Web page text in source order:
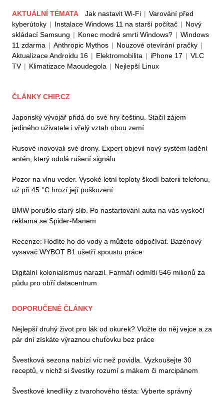
AKTUÁLNÍ TÉMATA Jak nastavit Wi-Fi | Varování před
kyberútoky | Instalace Windows 11 na starší počítač | Nový
skládací Samsung | Konec modré smrti Windows? | Windows
11 zdarma | Anthropic Mythos | Nouzové otevírání pračky |
Aktualizace Androidu 16 | Elektromobilita | iPhone 17 | VLC
TV | Klimatizace Maoudegola | Nejlepší Linux
ČLÁNKY CHIP.CZ
Japonský vývojář přidá do své hry češtinu. Stačil zájem
jediného uživatele i vřelý vztah obou zemí
Rusové inovovali své drony. Expert objevil nový systém ladění
antén, který odolá rušení signálu
Pozor na vlnu veder. Vysoké letní teploty škodí baterii telefonu,
už při 45 °C hrozí její poškození
BMW porušilo starý slib. Po nastartování auta na vás vyskočí
reklama se Spider-Manem
Recenze: Hodíte ho do vody a můžete odpočívat. Bazénový
vysavač WYBOT B1 ušetří spoustu práce
Digitální kolonialismus narazil. Farmáři odmítli 546 milionů za
půdu pro obří datacentrum
DOPORUČENÉ ČLÁNKY
Nejlepší druhý život pro lák od okurek? Vložte do něj vejce a za
pár dní získáte výraznou chuťovku bez práce
Švestková sezona nabízí víc než povidla. Vyzkoušejte 30
receptů, v nichž si švestky rozumí s mákem či marcipánem
Švestkové knedlíky z tvarohového těsta: Vyberte správný